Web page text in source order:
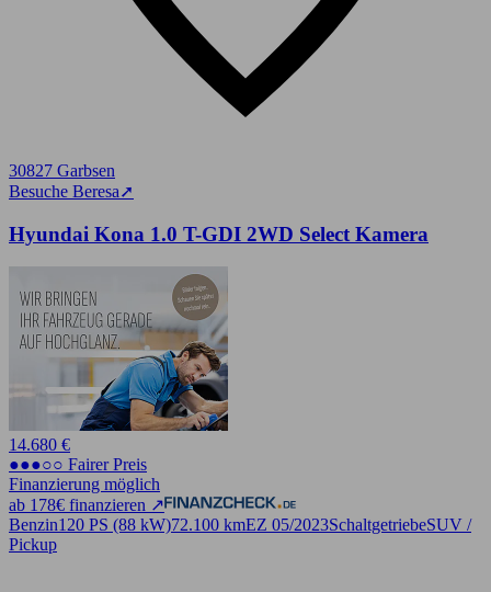
30827 Garbsen
Besuche Beresa➚
Hyundai Kona 1.0 T-GDI 2WD Select Kamera
14.680 €
●●●○○ Fairer Preis
Finanzierung möglich
ab 178€ finanzieren ↗
Benzin120 PS (88 kW)72.100 kmEZ 05/2023SchaltgetriebeSUV /
Pickup